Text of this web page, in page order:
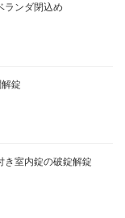
ランダ閉込め
錠
き室内錠の破錠解錠